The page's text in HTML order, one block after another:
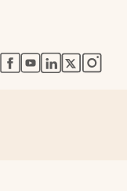
abre en nueva
abre en nueva
abre enabre en
abre